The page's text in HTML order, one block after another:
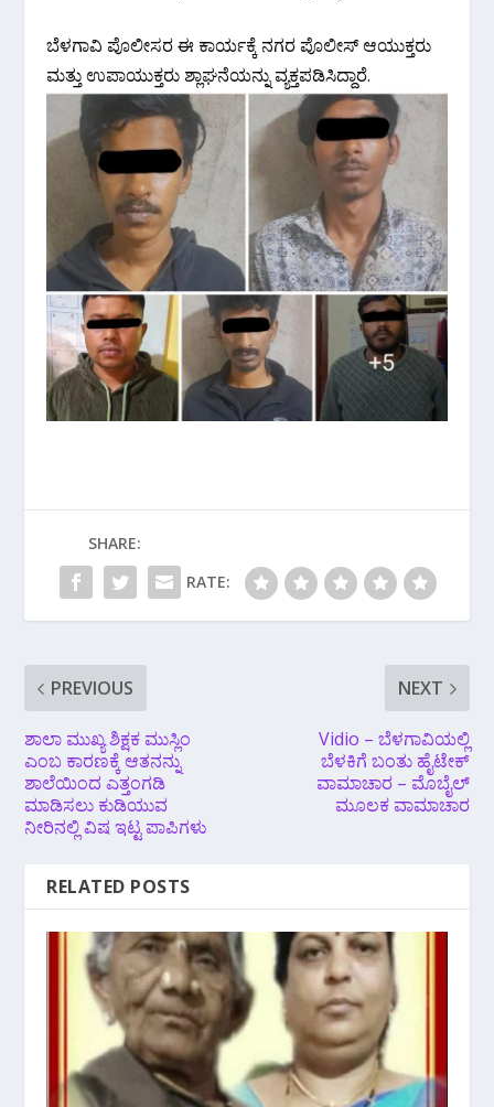
ಬೆಳಗಾವಿ ಪೊಲೀಸರ ಈ ಕಾರ್ಯಕ್ಕೆ ನಗರ ಪೊಲೀಸ್ ಆಯುಕ್ತರು
ಮತ್ತು ಉಪಾಯುಕ್ತರು ಶ್ಲಾಘನೆಯನ್ನು ವ್ಯಕ್ತಪಡಿಸಿದ್ದಾರೆ.
SHARE:
RATE:
PREVIOUS
ಶಾಲಾ ಮುಖ್ಯ ಶಿಕ್ಷಕ ಮುಸ್ಲಿಂ
ಎಂಬ ಕಾರಣಕ್ಕೆ ಆತನನ್ನು
ಶಾಲೆಯಿಂದ ಎತ್ತಂಗಡಿ
ಮಾಡಿಸಲು ಕುಡಿಯುವ
ನೀರಿನಲ್ಲಿ ವಿಷ ಇಟ್ಟ ಪಾಪಿಗಳು
NEXT
Vidio – ಬೆಳಗಾವಿಯಲ್ಲಿ
ಬೆಳಕಿಗೆ ಬಂತು ಹೈಟೇಕ್
ವಾಮಾಚಾರ – ಮೊಬೈಲ್
ಮೂಲಕ ವಾಮಾಚಾರ
RELATED POSTS